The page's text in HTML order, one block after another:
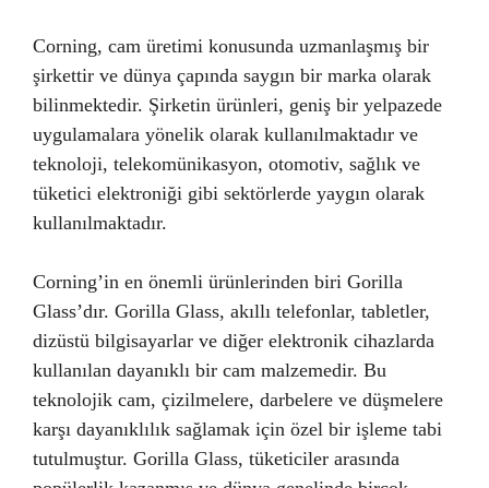
Corning, cam üretimi konusunda uzmanlaşmış bir
şirkettir ve dünya çapında saygın bir marka olarak
bilinmektedir. Şirketin ürünleri, geniş bir yelpazede
uygulamalara yönelik olarak kullanılmaktadır ve
teknoloji, telekomünikasyon, otomotiv, sağlık ve
tüketici elektroniği gibi sektörlerde yaygın olarak
kullanılmaktadır.
Corning’in en önemli ürünlerinden biri Gorilla
Glass’dır. Gorilla Glass, akıllı telefonlar, tabletler,
dizüstü bilgisayarlar ve diğer elektronik cihazlarda
kullanılan dayanıklı bir cam malzemedir. Bu
teknolojik cam, çizilmelere, darbelere ve düşmelere
karşı dayanıklılık sağlamak için özel bir işleme tabi
tutulmuştur. Gorilla Glass, tüketiciler arasında